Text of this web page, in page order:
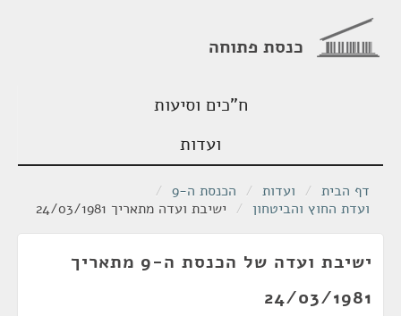
כנסת פתוחה
ח"כים וסיעות
ועדות
דף הבית / ועדות / הכנסת ה-9
/
ועדת החוץ והביטחון / ישיבת ועדה מתאריך 24/03/1981
ישיבת ועדה של הכנסת ה-9 מתאריך
24/03/1981